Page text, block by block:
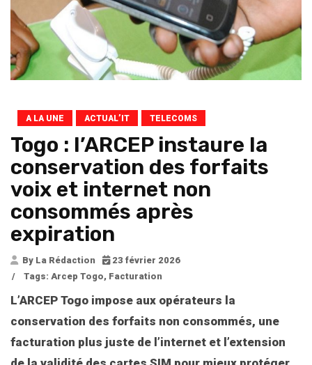
A LA UNE ACTUAL’IT TELECOMS
Togo : l’ARCEP instaure la
conservation des forfaits
voix et internet non
consommés après
expiration
By La Rédaction
23 février 2026
/
Tags: Arcep Togo, Facturation
L’ARCEP Togo impose aux opérateurs la
conservation des forfaits non consommés, une
facturation plus juste de l’internet et l’extension